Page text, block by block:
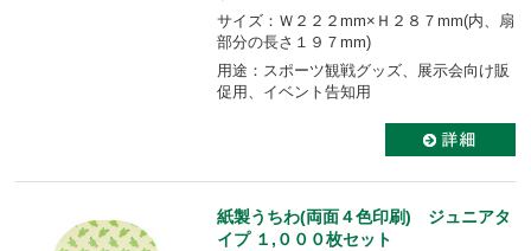
サイズ：Ｗ２２２mm×Ｈ２８７mm(内、扇
部分の長さ１９７mm)
用途：スポーツ観戦グッズ、展示会向け販
促用、イベント告知用
紙製うちわ(両面４色印刷) ジュニアタ
イプ １,０００枚セット